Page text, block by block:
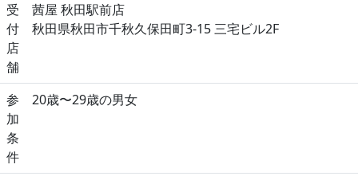
受
付
店
舗
茜屋 秋田駅前店
秋田県秋田市千秋久保田町3-15 三宅ビル2F
参
加
条
件
20歳〜29歳の男女